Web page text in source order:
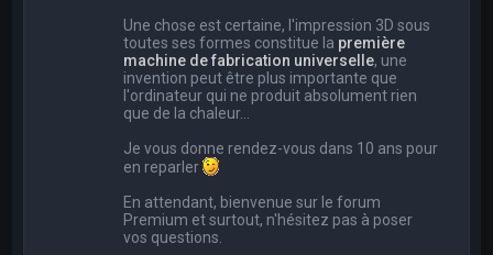
Une chose est certaine, l'impression 3D sous
toutes ses formes constitue la première
machine de fabrication universelle, une
invention peut être plus importante que
l'ordinateur qui ne produit absolument rien
que de la chaleur...
Je vous donne rendez-vous dans 10 ans pour
en reparler
En attendant, bienvenue sur le forum
Premium et surtout, n'hésitez pas à poser
vos questions.